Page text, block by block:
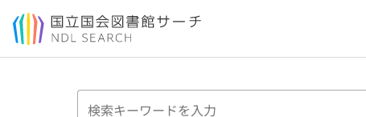
本文へ移動